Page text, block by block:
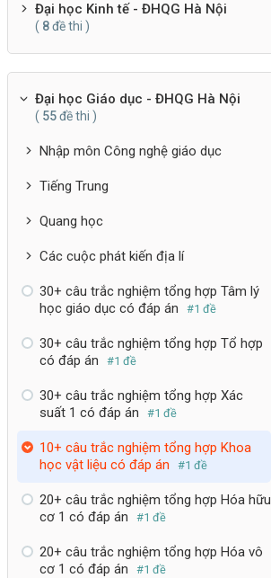
Đại học Kinh tế - ĐHQG Hà Nội
( 8đề thi )
Đại học Giáo dục - ĐHQG Hà Nội
( 55đề thi )
Nhập môn Công nghệ giáo dục
Tiếng Trung
Quang học
Các cuộc phát kiến địa lí
30+ câu trắc nghiệm tổng hợp Tâm lý
học giáo dục có đáp án
#1 đề
30+ câu trắc nghiệm tổng hợp Tổ hợp
có đáp án
#1 đề
30+ câu trắc nghiệm tổng hợp Xác
suất 1 có đáp án
#1 đề
10+ câu trắc nghiệm tổng hợp Khoa
học vật liệu có đáp án
#1 đề
20+ câu trắc nghiệm tổng hợp Hóa hữu
cơ 1 có đáp án
#1 đề
20+ câu trắc nghiệm tổng hợp Hóa vô
cơ 1 có đáp án
#1 đề